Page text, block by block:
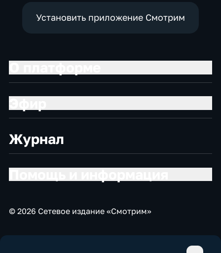
Установить приложение Смотрим
Журнал
© 2026 Сетевое издание «Смотрим»